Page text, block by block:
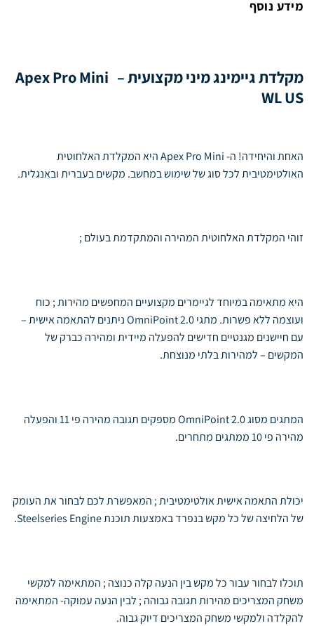
מידע נוסף
מקלדת גיימינג מיני מקצועית – Apex Pro Mini
WL US
האחת והיחידה! ה- Apex Pro Mini היא המקלדת האלחוטית
האולטימטיבית לכל סוג של שימוש במחשב. מקשים בעברית ובאנגלית.
זוהי המקלדת האלחוטית המהירה והמתקדמת בעולם ;
היא מתאימה במיוחד לגיימרים מקצועיים המחפשים מהירות ; כוח
ועוצמה ללא פשרות. מתגי OmniPoint 2.0 ניתנים להתאמה אישית –
עם חיישנים מגנטיים חדישים להפעלה מיידית ומהירה כברק של
המקשים – למהירות בלתי מנוצחת.
המתגים מסוג OmniPoint 2.0 מספקים תגובה מהירה פי 11 והפעלה
מהירה פי 10 ממתגים מתחרים.
יכולת התאמה אישית אולטימטיבית ; המאפשרת לכם לבחור את העומק
של הלחיצה של כל מקש בנפרד באמצעות תוכנת Steelseries Engine.
תוכלו לבחור עבור כל מקש בין הנעה קלה כנוצה ; המתאימה למקשי
משחק המצריכים מהירות תגובה גבוהה ; לבין הנעה עמוקה- המתאימה
להקלדה ולמקשי משחק המצריכים דיוק גבוה.